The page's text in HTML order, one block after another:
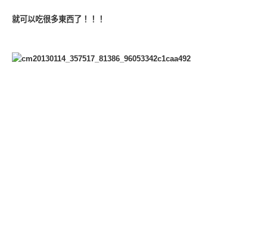
就可以吃很多東西了！！！